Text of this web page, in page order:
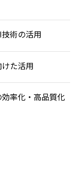
術の活用
た活用
率化・高品質化